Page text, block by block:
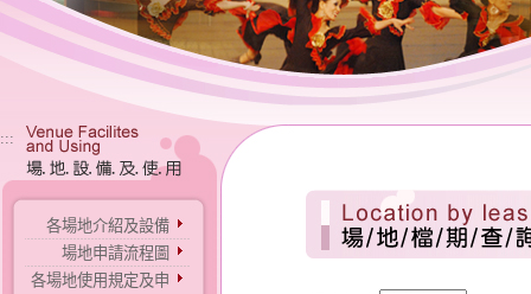
:::
各場地介紹及設備
場地申請流程圖
各場地使用規定及申